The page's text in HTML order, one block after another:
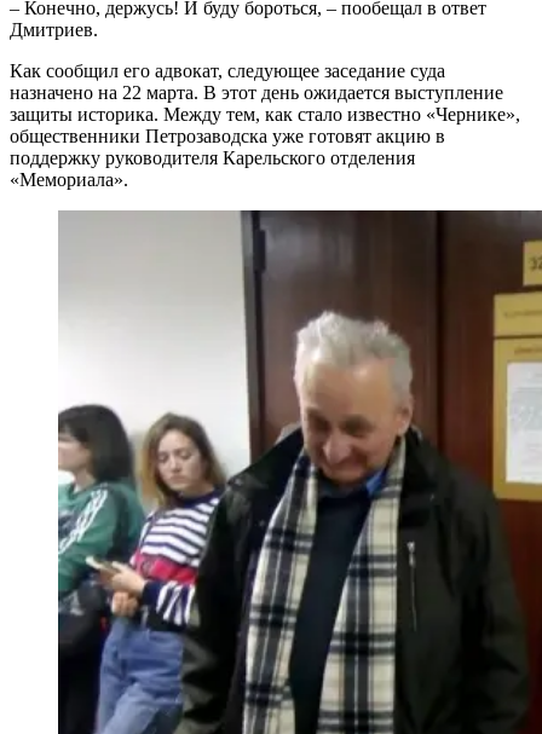
– Конечно, держусь! И буду бороться, – пообещал в ответ
Дмитриев.
Как сообщил его адвокат, следующее заседание суда
назначено на 22 марта. В этот день ожидается выступление
защиты историка. Между тем, как стало известно «Чернике»,
общественники Петрозаводска уже готовят акцию в
поддержку руководителя Карельского отделения
«Мемориала».